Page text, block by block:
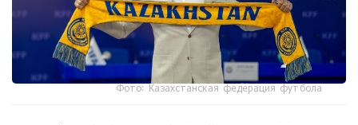
Фото: Казахстанская федерация футбола